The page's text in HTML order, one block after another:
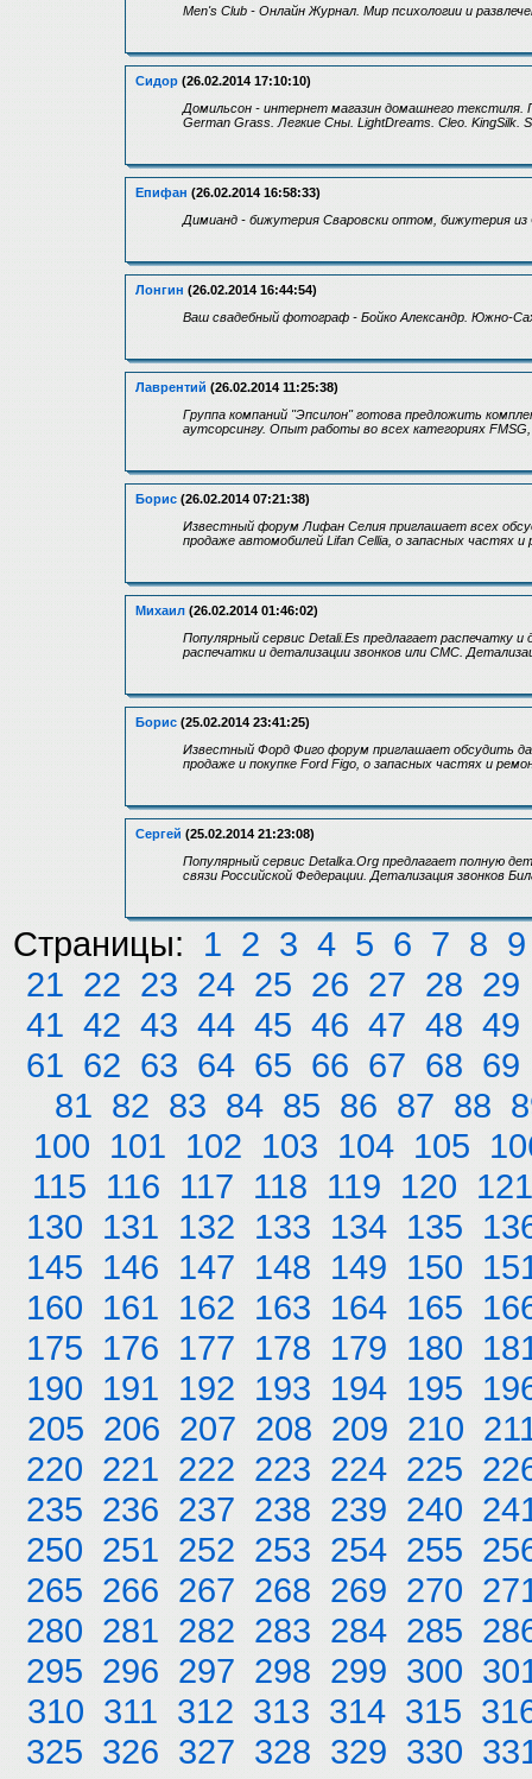
Men's Club - Онлайн Журнал. Мир психологии и
Сидор (26.02.2014 17:10:10)
Домильсон - интернет магазин домашнего текстиля.
German Grass. Легкие Сны. LightDreams. Cleo. KingSilk.
Епифан (26.02.2014 16:58:33)
Димианд - бижутерия Сваровски оптом, бижутерия
Лонгин (26.02.2014 16:44:54)
Ваш свадебный фотограф - Бойко Александр. Южно-
Лаврентий (26.02.2014 11:25:38)
Группа компаний "Эпсилон" готова предложить
аутсорсингу. Опыт работы во всех категориях
Борис (26.02.2014 07:21:38)
Известный форум Лифан Селия приглашает всех
продаже автомобилей Lifan Cellia, о запасных частях
Михаил (26.02.2014 01:46:02)
Популярный сервис Detali.Es предлагает распечатку
распечатки и детализации звонков или СМС.
Борис (25.02.2014 23:41:25)
Известный Форд Фиго форум приглашает обсудить
продаже и покупке Ford Figo, о запасных частях и
Сергей (25.02.2014 21:23:08)
Популярный сервис Detalka.Org предлагает полную
связи Российской Федерации. Детализация звонков
Страницы: 1 2 3 4 5 6 7 8 9
21 22 23 24 25 26 27 28 29
41 42 43 44 45 46 47 48 49
61 62 63 64 65 66 67 68 69
81 82 83 84 85 86 87 88
100 101 102 103 104 105
115 116 117 118 119 120 121
130 131 132 133 134 135
145 146 147 148 149 150
160 161 162 163 164 165
175 176 177 178 179 180
190 191 192 193 194 195
205 206 207 208 209 210
220 221 222 223 224 225
235 236 237 238 239 240
250 251 252 253 254 255
265 266 267 268 269 270
280 281 282 283 284 285
295 296 297 298 299 300
310 311 312 313 314 315
325 326 327 328 329 330